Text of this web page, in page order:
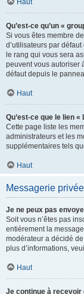
Haut
Qu’est-ce qu’un «
Si vous êtes membre
d’utilisateurs par
le rang qui vous sera
peuvent vous autoriser
défaut depuis le
Haut
Qu’est-ce que le lien «
Cette page liste les
administrateurs et les
supplémentaires tels
Haut
Messagerie privée
Je ne peux pas
Soit vous n’êtes pas
entièrement la
modérateur a décidé
plus d’informations,
Haut
Je continue à